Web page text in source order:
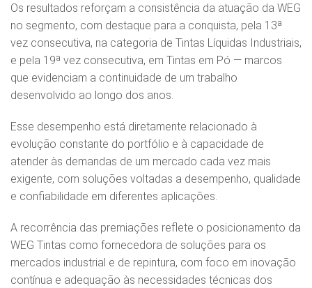
Os resultados reforçam a consistência da atuação da WEG
no segmento, com destaque para a conquista, pela 13ª
vez consecutiva, na categoria de Tintas Líquidas Industriais,
e pela 19ª vez consecutiva, em Tintas em Pó — marcos
que evidenciam a continuidade de um trabalho
desenvolvido ao longo dos anos.
Esse desempenho está diretamente relacionado à
evolução constante do portfólio e à capacidade de
atender às demandas de um mercado cada vez mais
exigente, com soluções voltadas a desempenho, qualidade
e confiabilidade em diferentes aplicações.
A recorrência das premiações reflete o posicionamento da
WEG Tintas como fornecedora de soluções para os
mercados industrial e de repintura, com foco em inovação
contínua e adequação às necessidades técnicas dos